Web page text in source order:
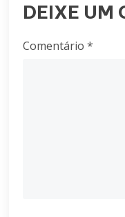
DEIXE UM
Comentário*